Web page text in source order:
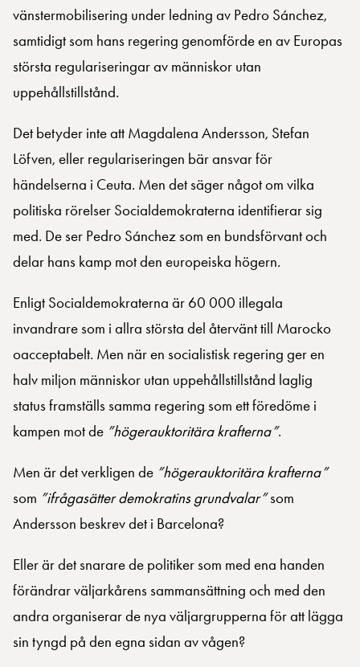
vänstermobilisering under ledning av Pedro Sánchez,
samtidigt som hans regering genomförde en av Europas
största regulariseringar av människor utan
uppehållstillstånd.
Det betyder inte att Magdalena Andersson, Stefan
Löfven, eller regulariseringen bär ansvar för
händelserna i Ceuta. Men det säger något om vilka
politiska rörelser Socialdemokraterna identifierar sig
med. De ser Pedro Sánchez som en bundsförvant och
delar hans kamp mot den europeiska högern.
Enligt Socialdemokraterna är 60 000 illegala
invandrare som i allra största del återvänt till Marocko
oacceptabelt. Men när en socialistisk regering ger en
halv miljon människor utan uppehållstillstånd laglig
status framställs samma regering som ett föredöme i
kampen mot de ”högerauktoritära krafterna”.
Men är det verkligen de ”högerauktoritära krafterna”
som ”ifrågasätter demokratins grundvalar”som
Andersson beskrev det i Barcelona?
Eller är det snarare de politiker som med ena handen
förändrar väljarkårens sammansättning och med den
andra organiserar de nya väljargrupperna för att lägga
sin tyngd på den egna sidan av vågen?